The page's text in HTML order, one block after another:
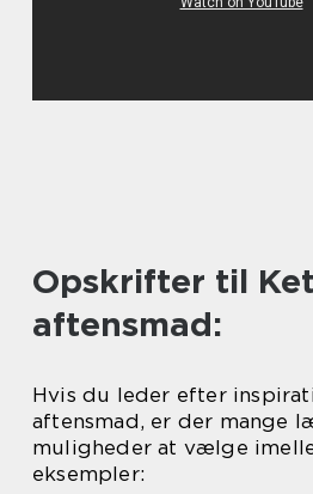
Opskrifter til
aftensmad:
Hvis du leder efter
aftensmad, er der mange
muligheder at vælge
eksempler: